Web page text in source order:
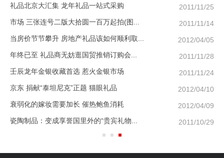
琉璃挂件工艺品的穿洞制造
2011/11/07
琉璃为何没有玻璃，透明水晶那末透明？...
2011/11/07
选择商务礼品考虑要哪些问题？
2017/10/21
是不是给领导亲人送礼物更有效果？
2017/09/06
知道琉璃礼物有什么寓意吗？
2017/09/30
适合送给员工的礼物有哪些？
2017/09/21
哪些礼品不适合商务赠送？
2019/04/13
礼品定制有什么作用？
2017/09/21